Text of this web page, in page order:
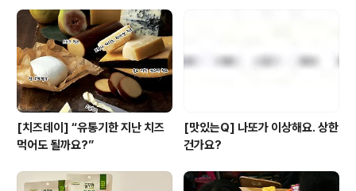
[치즈데이] “유통기한 지난 치즈
먹어도 될까요?”
[맛있는Q] 나또가 이상해요. 상한
건가요?